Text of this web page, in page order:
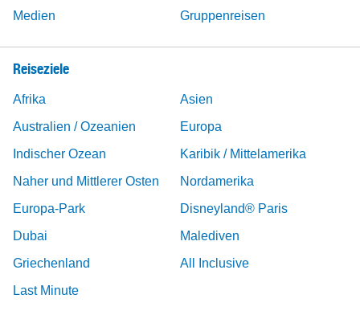
Medien
Gruppenreisen
Reiseziele
Afrika
Asien
Australien / Ozeanien
Europa
Indischer Ozean
Karibik / Mittelamerika
Naher und Mittlerer Osten
Nordamerika
Europa-Park
Disneyland® Paris
Dubai
Malediven
Griechenland
All Inclusive
Last Minute